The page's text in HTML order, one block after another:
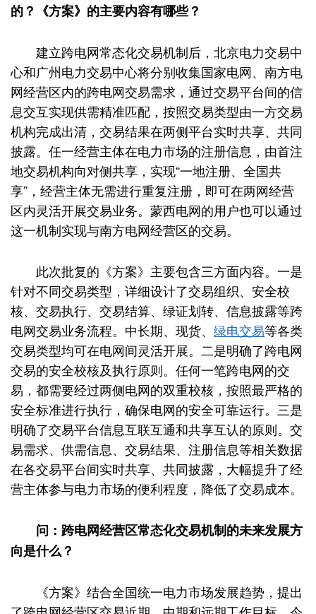
的？《方案》的主要内容有哪些？
建立跨电网常态化交易机制后，北京电力交易中
心和广州电力交易中心将分别收集国家电网、南方电
网经营区内的跨电网交易需求，通过交易平台间的信
息交互实现供需精准匹配，按照交易类型由一方交易
机构完成出清，交易结果在两侧平台实时共享、共同
披露。任一经营主体在电力市场的注册信息，由首注
地交易机构向对侧共享，实现“一地注册、全国共
享”，经营主体无需进行重复注册，即可在两网经营
区内灵活开展交易业务。蒙西电网的用户也可以通过
这一机制实现与南方电网经营区的交易。
此次批复的《方案》主要包含三方面内容。一是
针对不同交易类型，详细设计了交易组织、安全校
核、交易执行、交易结算、绿证划转、信息披露等跨
电网交易业务流程。中长期、现货、 绿电交易等各类
交易类型均可在电网间灵活开展。二是明确了跨电网
交易的安全校核及执行原则。任何一笔跨电网的交
易，都需要经过两侧电网的双重校核，按照最严格的
安全标准进行执行，确保电网的安全可靠运行。三是
明确了交易平台信息互联互通和共享互认的原则。交
易需求、供需信息、交易结果、注册信息等相关数据
在各交易平台间实时共享、共同披露，大幅提升了经
营主体参与电力市场的便利程度，降低了交易成本。
问：跨电网经营区常态化交易机制的未来发展方
向是什么？
《方案》结合全国统一电力市场发展趋势，提出